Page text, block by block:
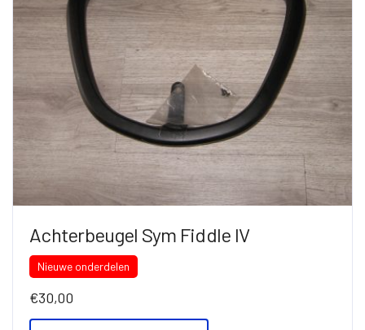
Achterbeugel Sym Fiddle IV
Nieuwe onderdelen
€30,00